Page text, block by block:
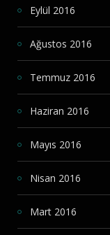
Eylül 2016
Ağustos 2016
Temmuz 2016
Haziran 2016
Mayıs 2016
Nisan 2016
Mart 2016